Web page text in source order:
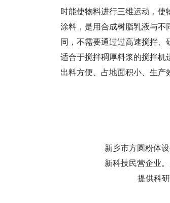
时能使物料进行三维运动，
涂料，是用合成树脂乳液与不
同，不需要通过过高速搅拌
适合于搅拌稠厚料浆的搅拌机
出料方便、占地面积小、生产
新乡市方圆粉体
新科技民营企业
提供科